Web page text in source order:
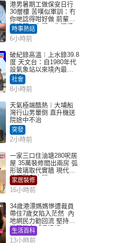
港男暑期工做保安日行
30層樓 苦嘆似軍訓：冇
你哋諗得咁好做 前輩傳
授搵筍工心得：你唔識
揀盤啫｜Juicy叮
時事熱話
6小時前
破紀錄高溫︱上水錄39.8
度 天文台：自1980年代
設氣象站以來境內最高
紀錄
社會
8小時前
天氣極端酷熱︱大埔船
灣行山男暈倒 直升機送
院途中不治
突發
2小時前
一家三口住油塘280呎居
屋 35萬裝修間出兩房 弧
形玻璃取代實牆 現代神
枱櫃融入玄關
家居裝修
16小時前
34歲港漂媽媽慘遭裁員
帶住7歲女陷入茫然 內
地網民力勸回流 堅持留
港背後有「長遠規
劃」？
生活百科
13小時前